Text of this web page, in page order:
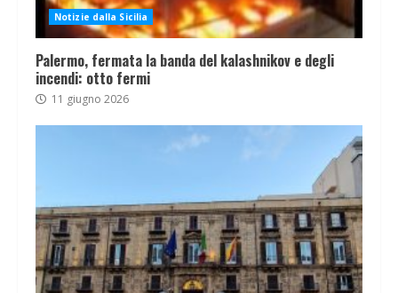
Notizie dalla Sicilia
Palermo, fermata la banda del kalashnikov e degli
incendi: otto fermi
11 giugno 2026